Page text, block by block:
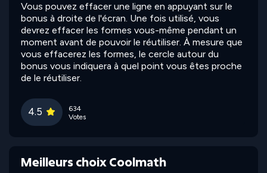
Vous pouvez effacer une ligne en appuyant sur le
bonus à droite de l'écran. Une fois utilisé, vous
devrez effacer les formes vous-même pendant un
moment avant de pouvoir le réutiliser. À mesure que
vous effacerez les formes, le cercle autour du
bonus vous indiquera à quel point vous êtes proche
de le réutiliser.
4.5
634
Votes
Meilleurs choix Coolmath